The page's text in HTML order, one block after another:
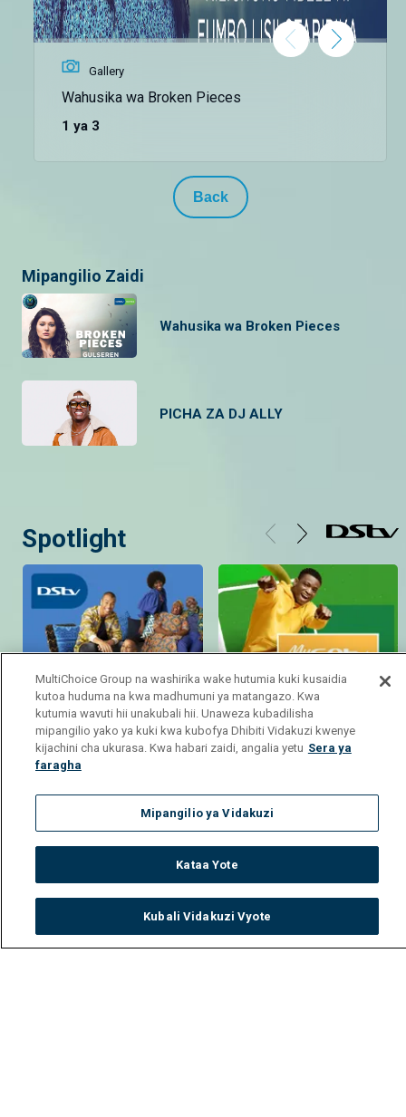
TV Guide
Gallery
Wahusika wa Broken Pieces
1 ya 3
Back
Mipangilio Zaidi
Wahusika wa Broken Pieces
PICHA ZA DJ ALLY
Spotlight
Get DStv Self-service MyGOtv
Get DStv Watch Now
Download your favourite DStv App.
MultiChoice Group na washirika wake hutumia kuki kusaidia
kutoa huduma na kwa madhumuni ya matangazo. Kwa
kutumia wavuti hii unakubali hii. Unaweza kubadilisha
mipangilio yako ya kuki kwa kubofya Dhibiti Vidakuzi kwenye
kijachini cha ukurasa. Kwa habari zaidi, angalia yetu Sera ya
faragha
Mipangilio ya Vidakuzi
Kataa Yote
Kubali Vidakuzi Vyote